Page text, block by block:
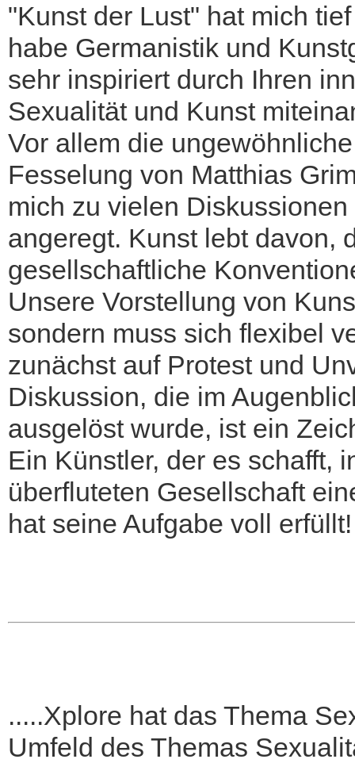
"Kunst der Lust" hat mich
habe Germanistik und
sehr inspiriert durch Ihren
Sexualität und Kunst
Vor allem die
Fesselung von Matthias
mich zu vielen
angeregt. Kunst lebt davon,
gesellschaftliche
Unsere Vorstellung von
sondern muss sich flexibel
zunächst auf Protest und
Diskussion, die im
ausgelöst wurde, ist ein
Ein Künstler, der es schafft,
überfluteten Gesellschaft
hat seine Aufgabe voll erfüllt!
.....Xplore hat das Thema
Umfeld des Themas